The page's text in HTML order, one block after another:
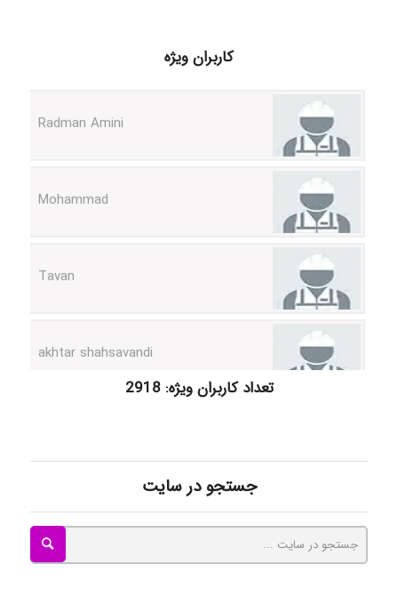
کاربران ویژه
kimiya zirakpoor
ayda habibnejad
Nazaninkarkon
تعداد کاربران ویژه: 2918
جستجو در سایت